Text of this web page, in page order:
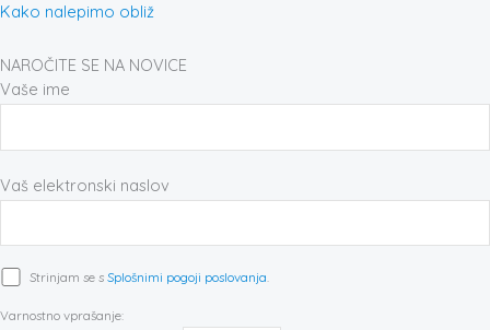
Kako nalepimo obliž
NAROČITE SE NA NOVICE
Vaše ime
Vaš elektronski naslov
Strinjam se sSplošnimi pogoji poslovanja
Varnostno vprašanje: